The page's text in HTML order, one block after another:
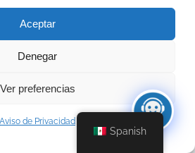
Aceptar
Denegar
Ver preferencias
Aviso de Privacidad
school: simplify
management with Mari
enPrimer RALLY APP
enPrimer RALLY APP
Spanish